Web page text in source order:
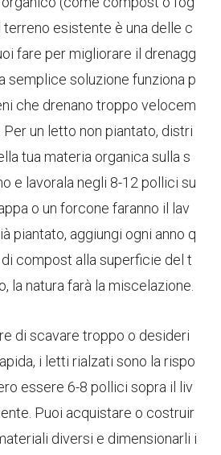
terreno esistente è una delle c
fare per migliorare il drenagg
semplice soluzione funziona p
che drenano troppo velocem
un letto non piantato, distri
tua materia organica sulla s
e lavorala negli 8-12 pollici su
o un forcone faranno il lav
piantato, aggiungi ogni anno q
compost alla superficie del t
la natura farà la miscelazione.
di scavare troppo o desideri
i letti rialzati sono la rispo
essere 6-8 pollici sopra il liv
Puoi acquistare o costruir
diversi e dimensionarli i